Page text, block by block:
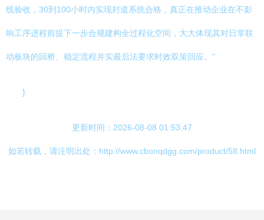
线验收，30到100小时内实现封道系统合格，真正在推动企业在不影
响工序进程前提下一步合规建构全过程化空间，大大体现其对日常联
动板块的回桥、稳定流程并实最后法要求时效双策回应。”
}
更新时间：2026-08-08 01:53:47
如若转载，请注明出处：http://www.cbonqdgg.com/product/58.html